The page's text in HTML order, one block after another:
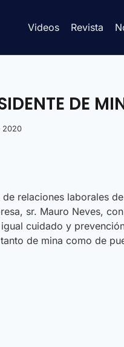
Videos Revista
DE
2020
relaciones laborales
sr. Mauro Neves,
cuidado y
de mina como de